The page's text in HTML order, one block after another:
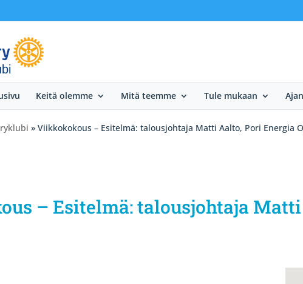
Keitä olemme Mitä teemme Tule mukaan
» Viikkokokous – Esitelmä: talousjohtaja Matti Aalto, Pori Energia
– Esitelmä: talousjohtaja